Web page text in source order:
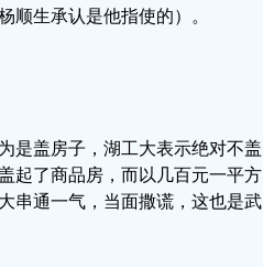
顺生承认是他指使的）。
是盖房子，湖工大表示绝对不盖
起了商品房，而以几百元一平方
串通一气，当面撒谎，这也是武